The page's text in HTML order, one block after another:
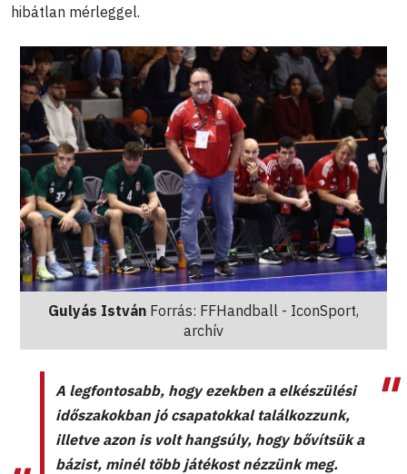
hibátlan mérleggel.
Gulyás István Forrás: FFHandball - IconSport,
archív
A legfontosabb, hogy ezekben a elkészülési
időszakokban jó csapatokkal találkozzunk,
illetve azon is volt hangsúly, hogy bővítsük a
bázist, minél több játékost nézzünk meg.